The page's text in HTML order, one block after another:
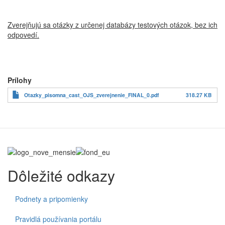
Zverejňujú sa otázky z určenej databázy testových otázok, bez ich
odpovedí.
Prílohy
Otazky_pisomna_cast_OJS_zverejnenie_FINAL_0.pdf 318.27 KB
Dôležité odkazy
Podnety a pripomienky
Pravidlá používania portálu